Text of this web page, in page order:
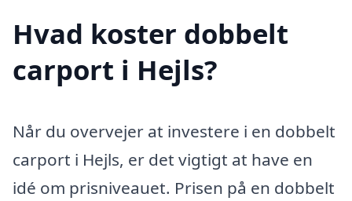
Hvad koster dobbelt
carport i Hejls?
Når du overvejer at investere i en dobbelt
carport i Hejls, er det vigtigt at have en
idé om prisniveauet. Prisen på en dobbelt